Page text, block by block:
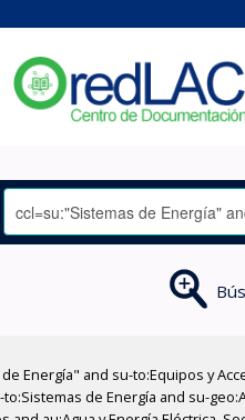
Energía" and su-to:Equipos y
de Energía and su-